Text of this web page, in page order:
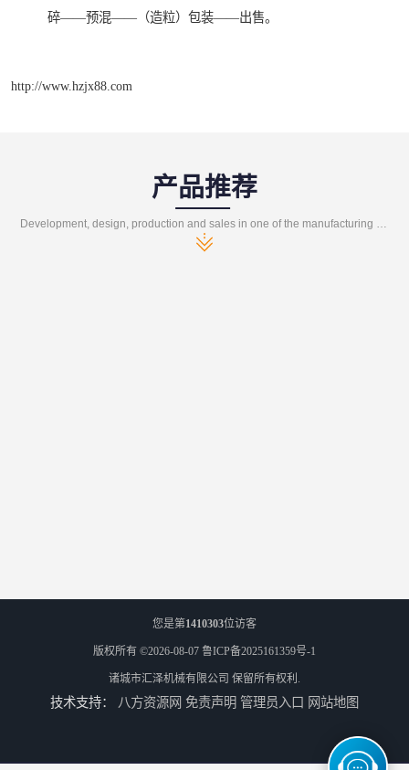
碎——预混——（造粒）包装——出售。
http://www.hzjx88.com
产品推荐
Development, design, production and sales in one of the manufacturing enterprises
您是第1410303位访客
版权所有 ©2026-08-07 鲁ICP备2025161359号-1
诸城市汇泽机械有限公司 保留所有权利.
技术支持： 八方资源网 免责声明 管理员入口 网站地图